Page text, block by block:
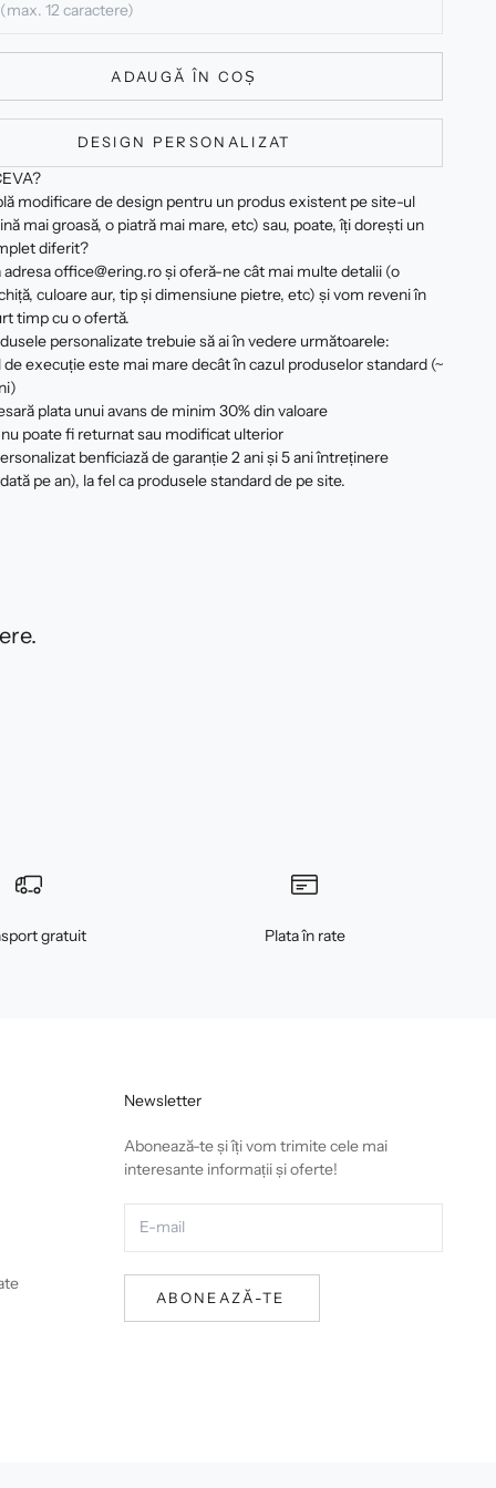
ADAUGĂ ÎN COȘ
DESIGN PERSONALIZAT
modificare de design pentru un produs existent pe site-ul
mai groasă, o piatră mai mare, etc) sau, poate, îți dorești un
diferit?
office@ering.ro și oferă-ne cât mai multe detalii (o
culoare aur, tip și dimensiune pietre, etc) și vom reveni în
timp cu o ofertă.
personalizate trebuie să ai în vedere următoarele:
execuție este mai mare decât în cazul produselor standard (~
plata unui avans de minim 30% din valoare
poate fi returnat sau modificat ulterior
benficiază de garanție 2 ani și 5 ani întreținere
pe an), la fel ca produsele standard de pe site.
gratuit Plata în rate
Newsletter
Abonează-te și îți vom trimite cele mai
interesante informații și oferte!
ABONEAZĂ-TE